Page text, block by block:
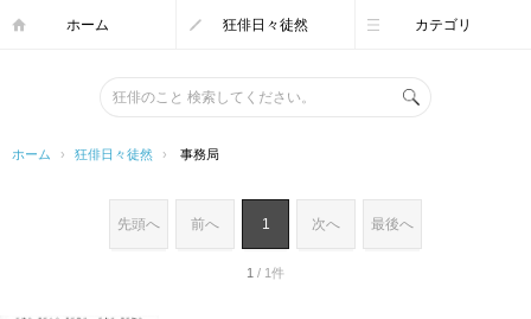
ホーム 狂俳日々徒然 カテゴリ
ホーム › 狂俳日々徒然 › 事務局
先頭へ 前へ 1 次へ 最後へ
1 / 1件